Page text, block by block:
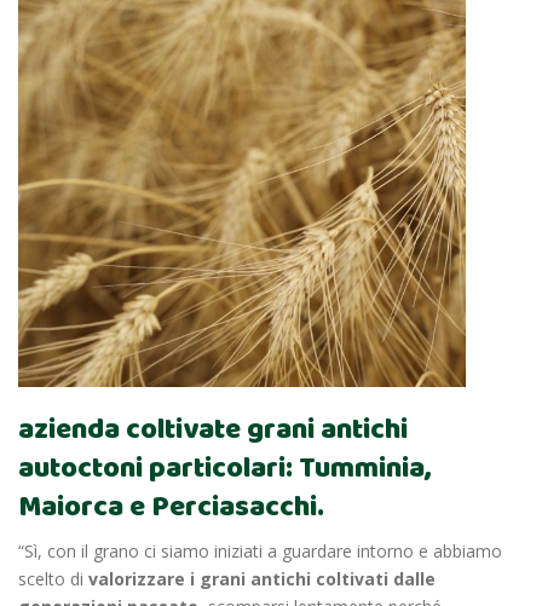
azienda coltivate grani antichi
autoctoni particolari: Tumminia,
Maiorca e Perciasacchi.
“Sì, con il grano ci siamo iniziati a guardare intorno e abbiamo
scelto di valorizzare i grani antichi coltivati dalle